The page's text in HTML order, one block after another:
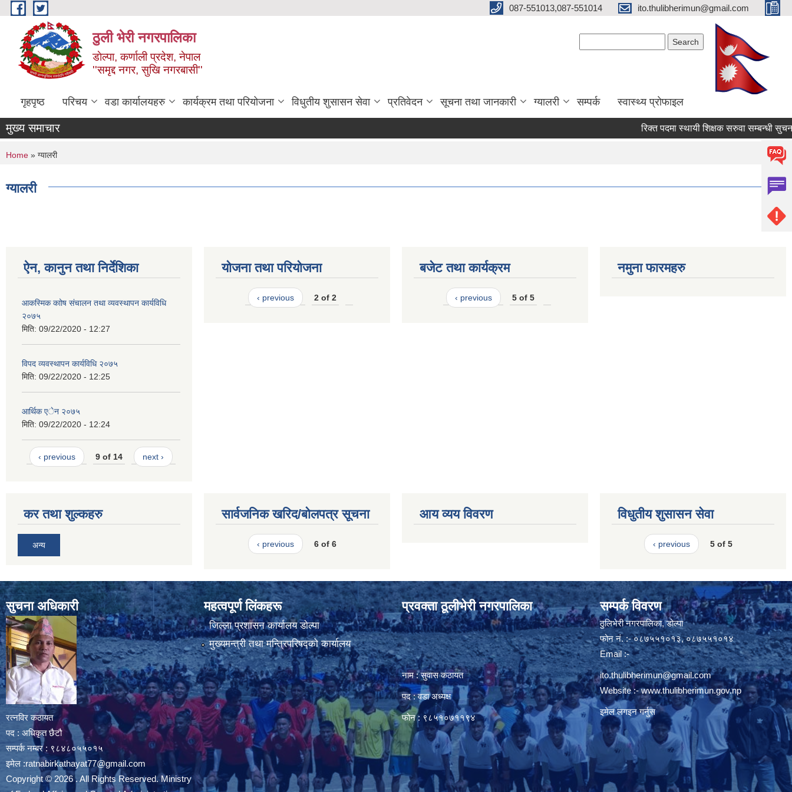
Skip to main content 087-551013,087-551014 ito.thulibherimun@gmail.com
ठुली भेरी नगरपालिका
डाेल्पा, कर्णाली प्रदेश, नेपाल
''समृद्द नगर, सुखि नगरबासी''
गृहपृष्ठ परिचय वडा कार्यालयहरु कार्यक्रम तथा परियोजना विधुतीय शुसासन सेवा प्रतिवेदन सूचना तथा जानकारी ग्यालरी सम्पर्क स्वास्थ्य प्राेफाइल
मुख्य समाचार रिक्त पदमा स्थायी शिक्षक सरुवा सम्बन्धी सुचना ।
You are here
Home » ग्यालरी
ग्यालरी
ऐन, कानुन तथा निर्देशिका
आकस्मिक काोष संचालन तथा व्यवस्थापन कार्यविधि
२०७५
मिति: 09/22/2020 - 12:27
विपद व्यवस्थापन कार्यविधि २०७५
मिति: 09/22/2020 - 12:25
आर्थिक एेन २०७५
मिति: 09/22/2020 - 12:24
‹ previous 9 of 14 next ›
योजना तथा परियोजना
‹ previous 2 of 2
बजेट तथा कार्यक्रम
‹ previous 5 of 5
नमुना फारमहरु
कर तथा शुल्कहरु
अन्य
सार्वजनिक खरिद/बोलपत्र सूचना
‹ previous 6 of 6
आय व्यय विवरण विधुतीय शुसासन सेवा
‹ previous 5 of 5
सुचना अधिकारी
रत्नविर कठायत
पद : अधिकृत छैटौ
सम्पर्क नम्बर : ९८४८०५५०१५
इमेल :ratnabirkathayat77@gmail.com
Copyright © 2026 . All Rights Reserved. Ministry
महत्वपूर्ण लिंकहरू
जिल्ला प्रशासन कार्यालय डाेल्पा
मुख्यमन्त्री तथा मन्त्रिपरिषद्को कार्यालय
प्रवक्ता ठूलीभेरी नगरपालिका
नाम : सुवास कठायत
पद : वडा अध्यक्ष
फोन : ९८५१०७११९४
सम्पर्क विवरण
ठुलिभेरी नगरपालिका, डोल्पा
फोन नं. :- ०८७५५१०१३, ०८७५५१०१४
Email :-
ito.thulibherimun@gmail.com
Website :-www.thulibherimun.gov.np
इमेल लगइन गर्नुस